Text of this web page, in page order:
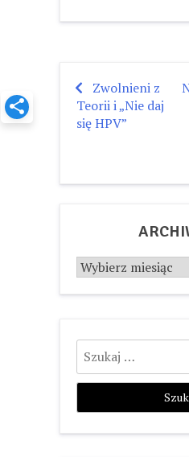
Nawigacja
wpisu
Zwolnieni z
Teorii i „Nie daj
się HPV”
Archiwum
Szukaj: